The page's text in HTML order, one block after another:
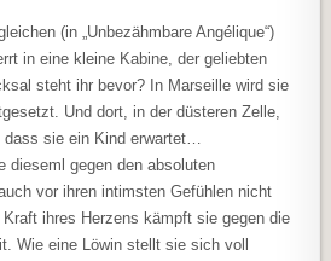
(in „Unbezähmbare Angélique“)
in eine kleine Kabine, der geliebten
steht ihr bevor? In Marseille wird sie
Und dort, in der düsteren Zelle,
dass sie ein Kind erwartet…
dieseml gegen den absoluten
vor ihren intimsten Gefühlen nicht
ihres Herzens kämpft sie gegen die
Wie eine Löwin stellt sie sich voll